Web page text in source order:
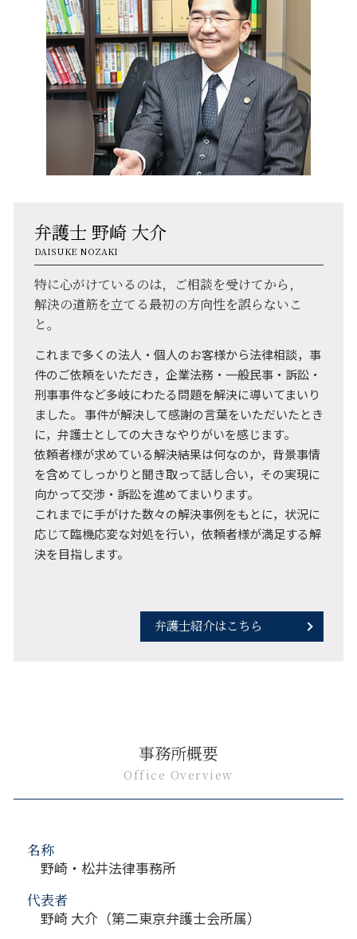
弁護士 野崎 大介
DAISUKE NOZAKI
特に心がけているのは，ご相談を受けてから，
解決の道筋を立てる最初の方向性を誤らないこ
と。
これまで多くの法人・個人のお客様から法律相談，事
件のご依頼をいただき，企業法務・一般民事・訴訟・
刑事事件など多岐にわたる問題を解決に導いてまいり
ました。 事件が解決して感謝の言葉をいただいたとき
に，弁護士としての大きなやりがいを感じます。
依頼者様が求めている解決結果は何なのか，背景事情
を含めてしっかりと聞き取って話し合い，その実現に
向かって交渉・訴訟を進めてまいります。
これまでに手がけた数々の解決事例をもとに，状況に
応じて臨機応変な対処を行い，依頼者様が満足する解
決を目指します。
弁護士紹介はこちら
事務所概要
Office Overview
名称
野崎・松井法律事務所
代表者
野崎 大介（第二東京弁護士会所属）